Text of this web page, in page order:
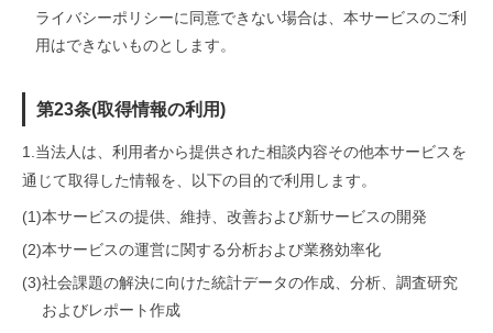
ライバシーポリシーに同意できない場合は、本サービスのご利
用はできないものとします。
第23条(取得情報の利用)
1.当法人は、利用者から提供された相談内容その他本サービスを
通じて取得した情報を、以下の目的で利用します。
(1)本サービスの提供、維持、改善および新サービスの開発
(2)本サービスの運営に関する分析および業務効率化
(3)社会課題の解決に向けた統計データの作成、分析、調査研究
およびレポート作成